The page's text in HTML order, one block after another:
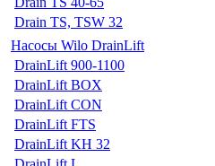
Drain TS, TSW 32
Насосы Wilo DrainLift
DrainLift 900-1100
DrainLift BOX
DrainLift CON
DrainLift FTS
DrainLift KH 32